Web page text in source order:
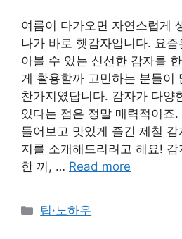
여름이 다가오면 자연스럽게
나가 바로 햇감자입니다. 요
아볼 수 있는 신선한 감자를
게 활용할까 고민하는 분들이
찬가지였답니다. 감자가 다양
있다는 점은 정말 매력적이죠
들어보고 맛있게 즐긴 제철
지를 소개해드리려고 해요!
한 끼, … Read more
Categories
팁·노하우